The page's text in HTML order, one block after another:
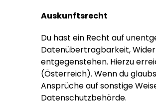
Auskunftsrecht
Du hast ein Recht auf
Datenübertragbarkeit,
entgegenstehen. Hierzu
(Österreich). Wenn du
Ansprüche auf sonstige
Datenschutzbehörde.